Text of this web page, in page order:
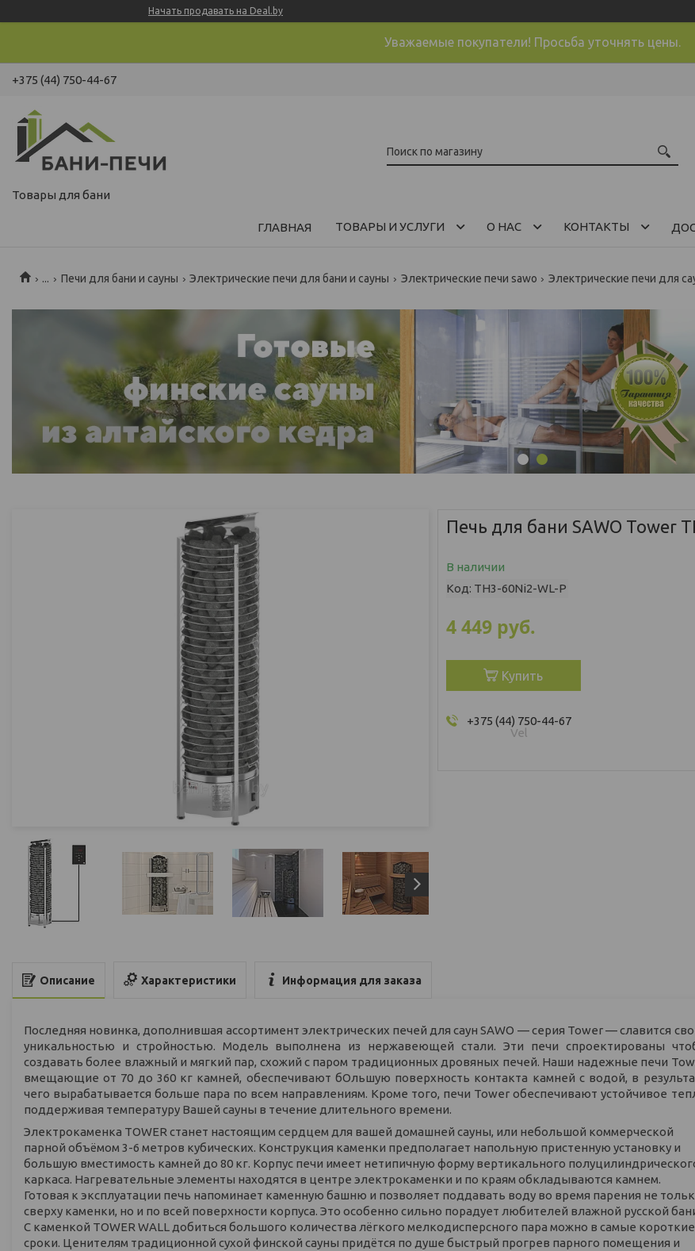
Начать продавать на Deal.by
Уважаемые покупатели! Просьба уточнять цены.
+375 (44) 750-44-67
Товары для бани
ГЛАВНАЯ ТОВАРЫ И УСЛУГИ О НАС КОНТАКТЫ
... Печи для бани и сауны Электрические печи для бани и сауны Электрические печи sawo Электрические печи для
Печь для бани SAWO Tower
В наличии
Код: TH3-60Ni2-WL-P
4 449 руб.
Купить
+375 (44) 750-44-67
Vel
Описание Характеристики Информация для заказа
Последняя новинка, дополнившая ассортимент электрических печей для саун SAWO — серия Tower — славится
уникальностью и стройностью. Модель выполнена из нержавеющей стали. Эти печи спроектированы
создавать более влажный и мягкий пар, схожий с паром традиционных дровяных печей. Наши надежные печи
вмещающие от 70 до 360 кг камней, обеспечивают бОльшую поверхность контакта камней с водой, в
чего вырабатывается больше пара по всем направлениям. Кроме того, печи Tower обеспечивают устойчивое
поддерживая температуру Вашей сауны в течение длительного времени.
Электрокаменка TOWER станет настоящим сердцем для вашей домашней сауны, или небольшой коммерческой
парной объёмом 3-6 метров кубических. Конструкция каменки предполагает напольную пристенную установку и
большую вместимость камней до 80 кг. Корпус печи имеет нетипичную форму вертикального
каркаса. Нагревательные элементы находятся в центре электрокаменки и по краям обкладываются камнем.
Готовая к эксплуатации печь напоминает каменную башню и позволяет поддавать воду во время парения не
сверху каменки, но и по всей поверхности корпуса. Это особенно сильно порадует любителей влажной русской
С каменкой TOWER WALL добиться большого количества лёгкого мелкодисперсного пара можно в самые короткие
сроки. Ценителям традиционной сухой финской сауны придётся по душе быстрый прогрев парного помещения и